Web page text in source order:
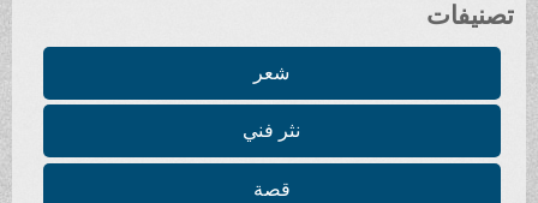
تصنيفات
شعر
نثر فني
قصة